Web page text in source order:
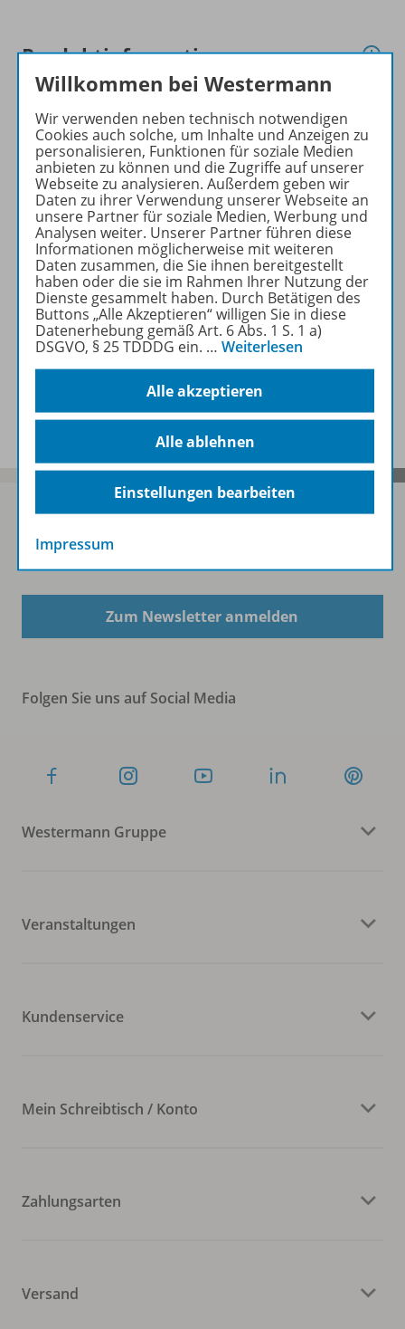
Produktinformationen
Beschreibung
Zugehörige Produkte
Inhaltsverzeichnis
Auch in Paketen erhältlich
Benachrichtigungs-Service
Sofort profitieren
Zum Newsletter anmelden
Folgen Sie uns auf Social Media
Westermann Gruppe
Veranstaltungen
Kundenservice
Mein Schreibtisch / Konto
Zahlungsarten
Versand
Willkommen bei Westermann
Wir verwenden neben technisch notwendigen
Cookies auch solche, um Inhalte und Anzeigen zu
personalisieren, Funktionen für soziale Medien
anbieten zu können und die Zugriffe auf unserer
Webseite zu analysieren. Außerdem geben wir
Daten zu ihrer Verwendung unserer Webseite an
unsere Partner für soziale Medien, Werbung und
Analysen weiter. Unserer Partner führen diese
Informationen möglicherweise mit weiteren
Daten zusammen, die Sie ihnen bereitgestellt
haben oder die sie im Rahmen Ihrer Nutzung der
Dienste gesammelt haben. Durch Betätigen des
Buttons „Alle Akzeptieren“ willigen Sie in diese
Datenerhebung gemäß Art. 6 Abs. 1 S. 1 a)
DSGVO, § 25 TDDDG ein. … Weiterlesen
Alle akzeptieren
Alle ablehnen
Einstellungen bearbeiten
Impressum